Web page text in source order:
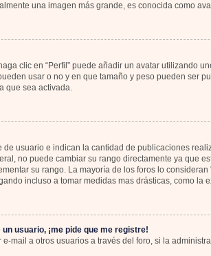
una imagen más grande, es conocida como
clic en “Perfil” puede añadir un avatar utilizando
usar o no y en que tamaño y peso pueden ser
que sea activada.
usuario e indican la cantidad de publicaciones
no puede cambiar su rango directamente ya que
su rango. La mayoría de los foros lo
incluso a tomar medidas mas drásticas, como la
usuario, ¡me pide que me registre!
mail a otros usuarios a través del foro, si la